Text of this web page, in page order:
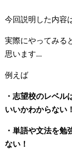
今回説明した内容
実際にやってみる
思います...
例えば
・志望校のレベ
いいかわからない！
・単語や文法を勉
ない！